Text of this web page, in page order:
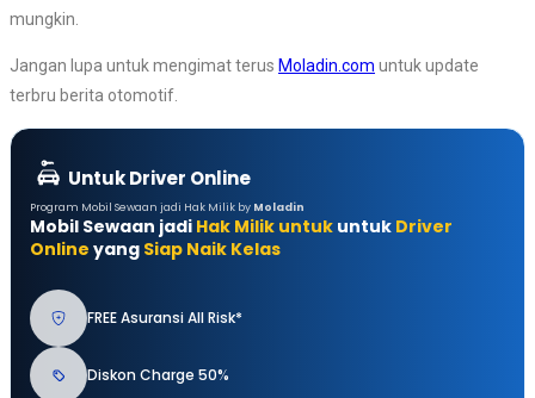
mungkin.
Jangan lupa untuk mengimat terus Moladin.com untuk update
terbru berita otomotif.
Untuk Driver Online
Program Mobil Sewaan jadi Hak Milik by Moladin
Mobil Sewaan jadi Hak Milik untuk untuk Driver
Online yang Siap Naik Kelas
FREE Asuransi All Risk*
Diskon Charge 50%